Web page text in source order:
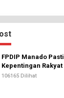
FPDIP Manado
Kepentingan
Prioritas Dalam
106165 Dilihat